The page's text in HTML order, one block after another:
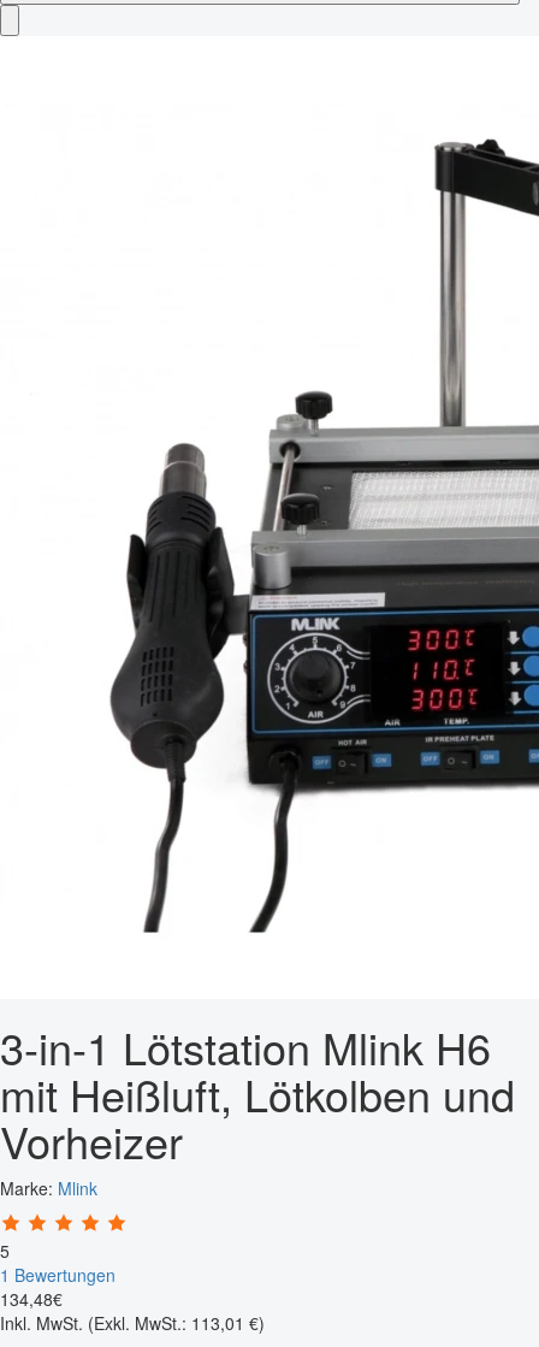
3-in-1 Lötstation Mlink H6
mit Heißluft, Lötkolben und
Vorheizer
Marke: Mlink
5
1 Bewertungen
134,48€
Inkl. MwSt. (Exkl. MwSt.: 113,01 €)